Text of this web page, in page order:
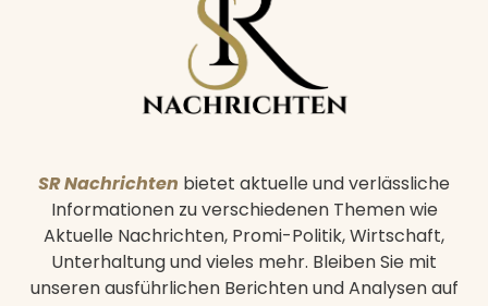
SR Nachrichten bietet aktuelle und verlässliche
Informationen zu verschiedenen Themen wie
Aktuelle Nachrichten, Promi-Politik, Wirtschaft,
Unterhaltung und vieles mehr. Bleiben Sie mit
unseren ausführlichen Berichten und Analysen auf